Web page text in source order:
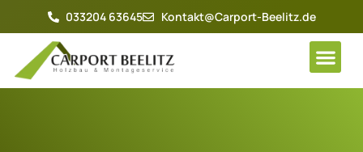
033204 63645 Kontakt@Carport-Beelitz.de